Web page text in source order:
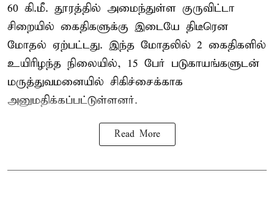
60 கி.மீ. தூரத்தில் அமைந்துள்ள குருவிட்டா
சிறையில் கைதிகளுக்கு இடையே திடீரென
மோதல் ஏற்பட்டது. இந்த மோதலில் 2 கைதிகளில்
உயிரிழந்த நிலையில், 15 பேர் படுகாயங்களுடன்
மருத்துவமனையில் சிகிச்சைக்காக
அனுமதிக்கப்பட்டுள்ளனர்.
Read More